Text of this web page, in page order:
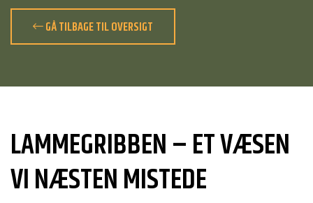
GÅ TILBAGE TIL OVERSIGT
LAMMEGRIBBEN – ET VÆSEN
VI NÆSTEN MISTEDE